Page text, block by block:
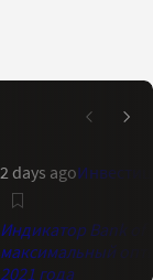
2 days ago
Индикатор Bank of
максимальный
2021 года